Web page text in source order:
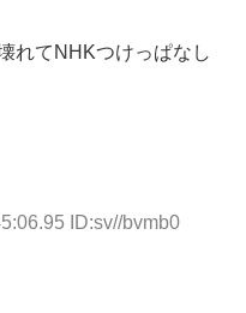
れてNHKつけっぱなし
ID:sv//bvmb0